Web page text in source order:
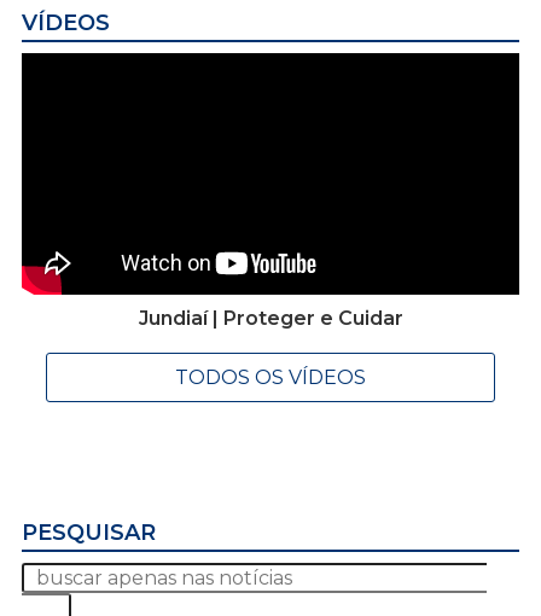
VÍDEOS
Jundiaí | Proteger e Cuidar
TODOS OS VÍDEOS
PESQUISAR